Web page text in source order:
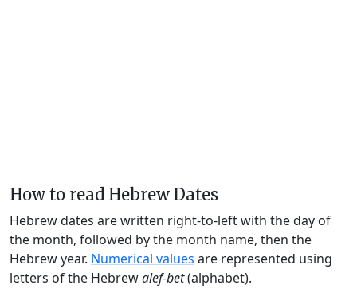
How to read Hebrew Dates
Hebrew dates are written right-to-left with the day of
the month, followed by the month name, then the
Hebrew year. Numerical values are represented using
letters of the Hebrewalef-bet(alphabet).